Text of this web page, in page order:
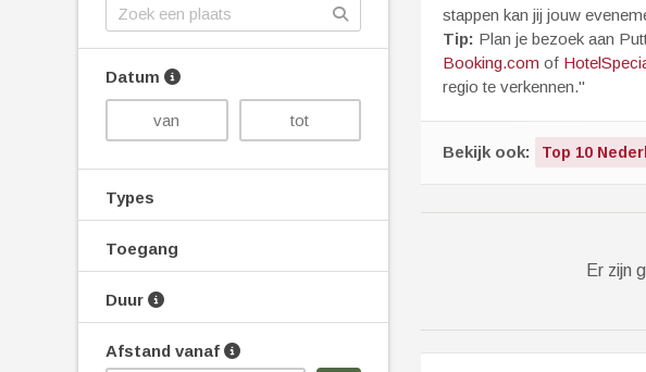
Datum
Types
Toegang
Duur
Afstand vanaf
stappen kan jij jouw
Tip: Plan je bezoek aan
Booking.com of
regio te verkennen."
Bekijk ook: Top 10
Er zijn